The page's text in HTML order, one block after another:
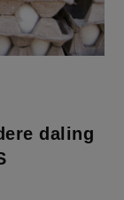
daling